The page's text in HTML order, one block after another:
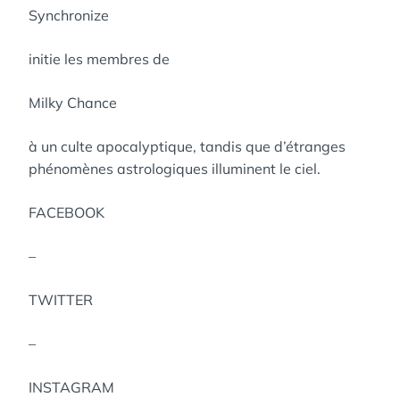
Synchronize
initie les membres de
Milky Chance
à un culte apocalyptique, tandis que d’étranges
phénomènes astrologiques illuminent le ciel.
FACEBOOK
–
TWITTER
–
INSTAGRAM